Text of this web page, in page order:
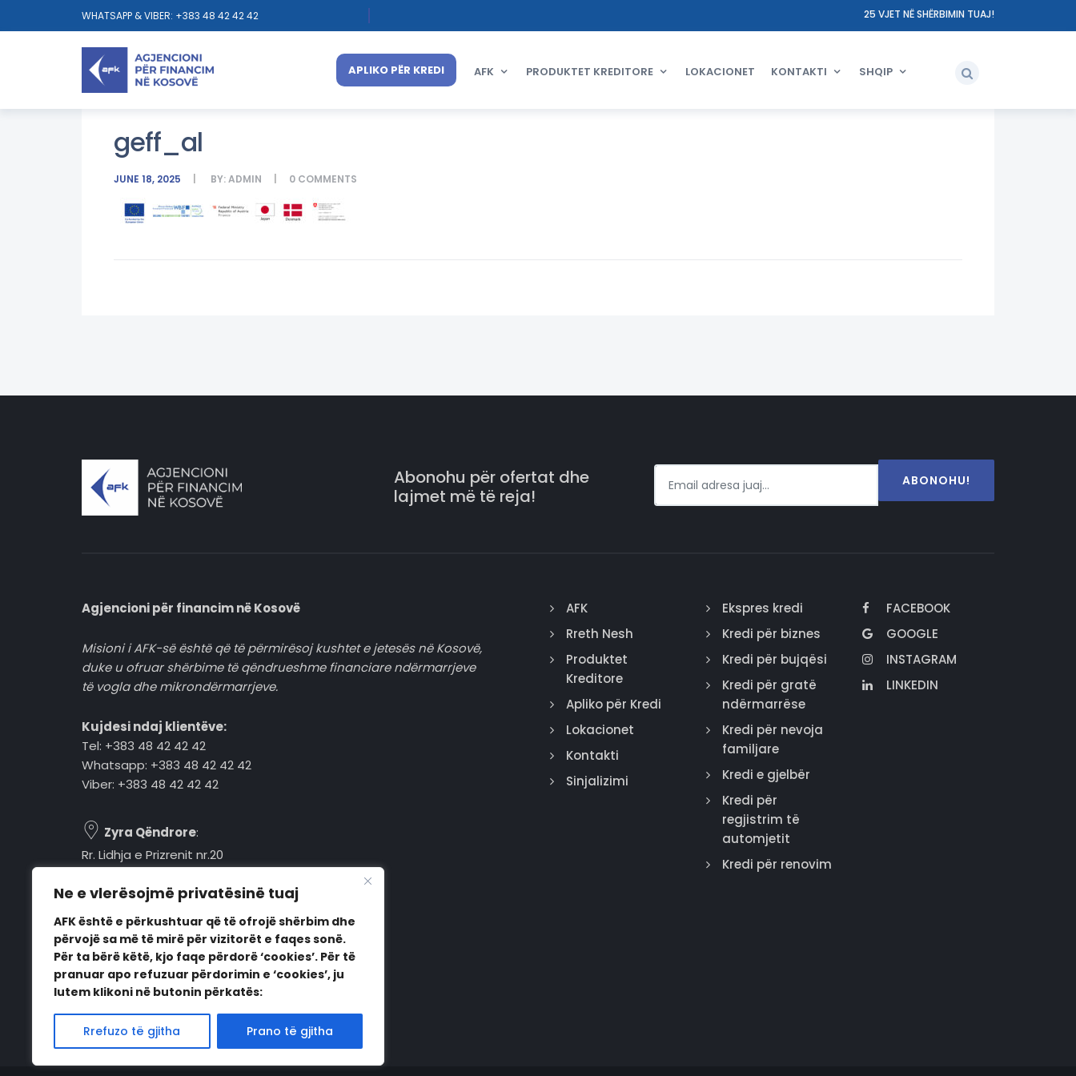
Ne e vlerësojmë privatësinë tuaj
AFK është e përkushtuar që të ofrojë shërbim dhe
përvojë sa më të mirë për vizitorët e faqes sonë.
Për ta bërë këtë, kjo faqe përdorë ‘cookies’. Për të
pranuar apo refuzuar përdorimin e ‘cookies’, ju
lutem klikoni në butonin përkatës:
Rrefuzo të gjitha Prano të gjitha
WHATSAPP & VIBER: +383 48 42 42 42 25 VJET NË SHËRBIMIN TUAJ!
APLIKO PËR KREDI AFK PRODUKTET KREDITORE LOKACIONET KONTAKTI SHQIP
geff_al
JUNE 18, 2025 BY:ADMIN 0 COMMENTS
Abonohu për ofertat dhe
lajmet më të reja!
ABONOHU!
Agjencioni për financim në Kosovë
Misioni i AFK-së është që të përmirësoj kushtet e jetesës në Kosovë,
duke u ofruar shërbime të qëndrueshme financiare ndërmarrjeve
të vogla dhe mikrondërmarrjeve.
Kujdesi ndaj klientëve:
Tel: +383 48 42 42 42
Whatsapp: +383 48 42 42 42
Viber: +383 48 42 42 42
Zyra Qëndrore:
Rr. Lidhja e Prizrenit nr.20
Pejë, 30000, Kosovë
Orari i punës:
E hënë - E premte
08:00 - 16:00
AFK
Rreth Nesh
Produktet
Kreditore
Apliko për Kredi
Lokacionet
Kontakti
Sinjalizimi
Ekspres kredi
Kredi për biznes
Kredi për bujqësi
Kredi për gratë
ndërmarrëse
Kredi për nevoja
familjare
Kredi e gjelbër
Kredi për
regjistrim të
automjetit
Kredi për renovim
FACEBOOK
GOOGLE
INSTAGRAM
LINKEDIN